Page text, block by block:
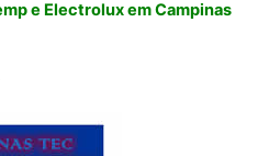
e Electrolux em Campinas